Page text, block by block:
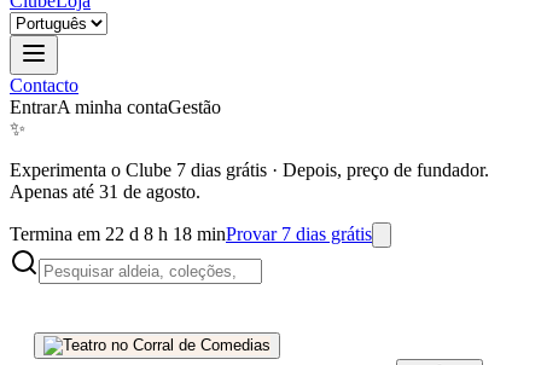
Contacto
EntrarA minha contaGestão
✨
Experimenta o Clube 7 dias grátis · Depois, preço de fundador.
Apenas até 31 de agosto.
Termina em 22 d 8 h 18 minProvar 7 dias grátis